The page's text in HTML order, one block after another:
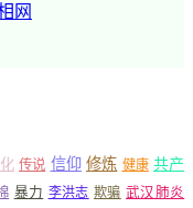
网
传说 信仰 修炼 健康 共产
暴力 李洪志 欺骗 武汉肺炎